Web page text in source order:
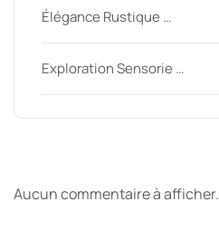
Élégance Rustique …
Exploration Sensorie …
Aucun commentaire à afficher.